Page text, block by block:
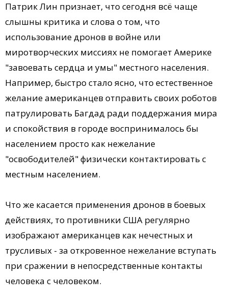
Патрик Лин признает, что сегодня всё чаще
слышны критика и слова о том, что
использование дронов в войне или
миротворческих миссиях не помогает Америке
"завоевать сердца и умы" местного населения.
Например, быстро стало ясно, что естественное
желание американцев отправить своих роботов
патрулировать Багдад ради поддержания мира
и спокойствия в городе воспринималось бы
населением просто как нежелание
"освободителей" физически контактировать с
местным населением.
Что же касается применения дронов в боевых
действиях, то противники США регулярно
изображают американцев как нечестных и
трусливых - за откровенное нежелание вступать
при сражении в непосредственные контакты
человека с человеком.